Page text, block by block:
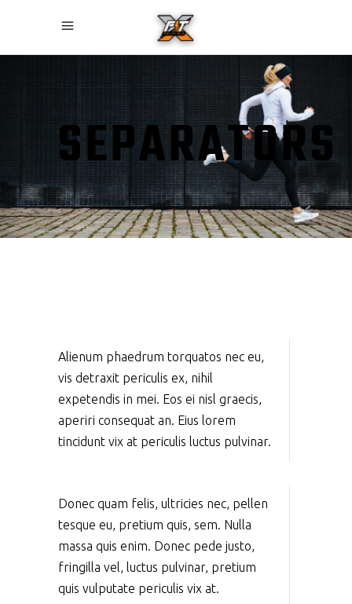
SEPARATORS
Alienum phaedrum torquatos nec eu,
vis detraxit periculis ex, nihil
expetendis in mei. Eos ei nisl graecis,
aperiri consequat an. Eius lorem
tincidunt vix at periculis luctus pulvinar.
Donec quam felis, ultricies nec, pellen
tesque eu, pretium quis, sem. Nulla
massa quis enim. Donec pede justo,
fringilla vel, luctus pulvinar, pretium
quis vulputate periculis vix at.